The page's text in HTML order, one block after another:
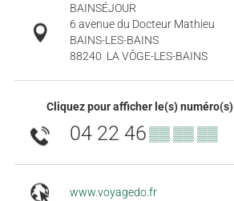
BAINSÉJOUR
6 avenue du Docteur Mathieu
BAINS-LES-BAINS
88240 LA VÔGE-LES-BAINS
Cliquez pour afficher le(s) numéro(s)
04 22 46▒▒ ▒▒ ▒▒
www.voyagedo.fr